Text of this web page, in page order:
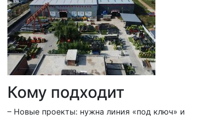
Кому подходит
– Новые проекты: нужна линия «под ключ» и